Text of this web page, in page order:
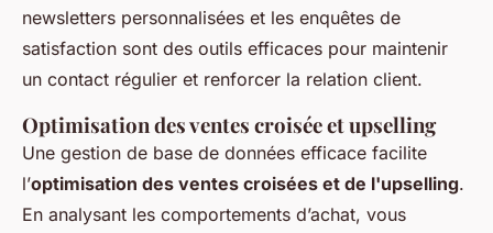
newsletters personnalisées et les enquêtes de
satisfaction sont des outils efficaces pour maintenir
un contact régulier et renforcer la relation client.
Optimisation des ventes croisée et upselling
Une gestion de base de données efficace facilite
l’optimisation des ventes croisées et de l'upselling.
En analysant les comportements d’achat, vous